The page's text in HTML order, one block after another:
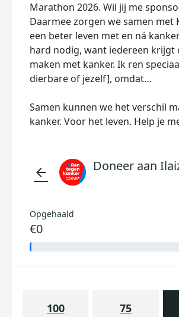
Marathon 2026. Wil jij me
Daarmee zorgen we samen met
een beter leven met en ná
hard nodig, want iedereen krijgt
maken met kanker. Ik ren
dierbare of jezelf], omdat…
Samen kunnen we het verschil
kanker. Voor het leven. Help je
arrow_back Doneer aan
Opgehaald
€0
100 75